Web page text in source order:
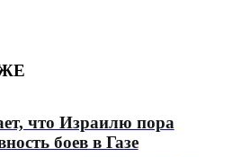
что Израилю пора
боев в Газе